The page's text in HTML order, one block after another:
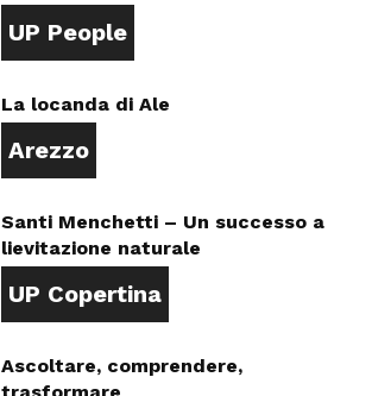
UP People
La locanda di Ale
Arezzo
Santi Menchetti – Un successo a
lievitazione naturale
UP Copertina
Ascoltare, comprendere,